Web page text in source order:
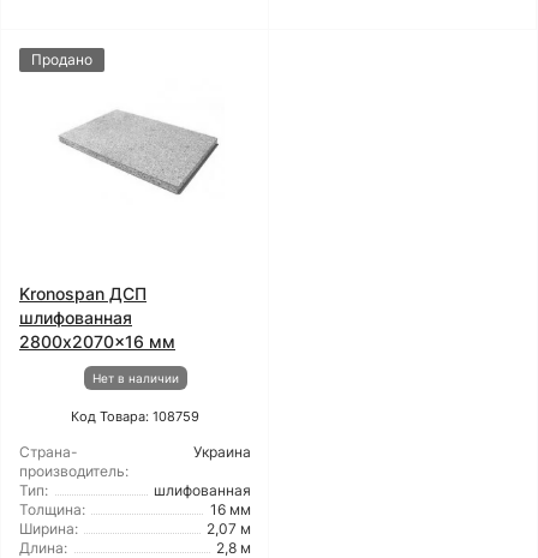
Продано
Kronospan ДСП
шлифованная
2800x2070x16 мм
Нет в наличии
Код Товара: 108759
Страна-
производитель:
Украина
Тип:
шлифованная
Толщина:
16 мм
Ширина:
2,07 м
Длина:
2,8 м